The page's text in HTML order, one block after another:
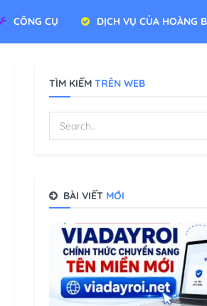
CÔNG CỤ DỊCH VỤ CỦA HOÀNG
TÌM KIẾM TRÊN WEB
BÀI VIẾT MỚI